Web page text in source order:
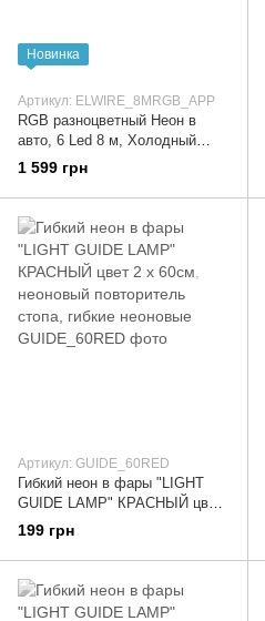
Новинка
Артикул: ELWIRE_8MRGB_APP
RGB разноцветный Неон в
авто, 6 Led 8 м, Холодный
неон, Неоновая подсветка,
Гибкий неон(8 метров, 6 ламп,
APP)
1 599 грн
Артикул: GUIDE_60RED
Гибкий неон в фары "LIGHT
GUIDE LAMP" КРАСНЫЙ цвет
2 х 60см, неоновый
повторитель стопа, гибкие
неоновые
199 грн